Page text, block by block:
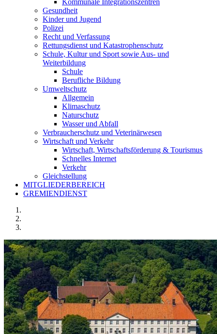
Kommunale Integrationszentren
Gesundheit
Kinder und Jugend
Polizei
Recht und Verfassung
Rettungsdienst und Katastrophenschutz
Schule, Kultur und Sport sowie Aus- und
Weiterbildung
Schule
Berufliche Bildung
Umweltschutz
Allgemein
Klimaschutz
Naturschutz
Wasser und Abfall
Verbraucherschutz und Veterinärwesen
Wirtschaft und Verkehr
Wirtschaft, Wirtschaftsförderung & Tourismus
Schnelles Internet
Verkehr
Gleichstellung
MITGLIEDERBEREICH
GREMIENDIENST